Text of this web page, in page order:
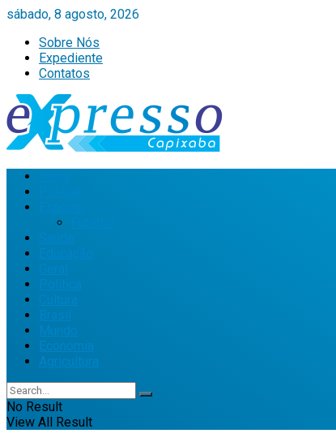
sábado, 8 agosto, 2026
Sobre Nós
Expediente
Contatos
Política
Cultura
Brasil
Mundo
Economia
Agricultura
No Result
View All Result